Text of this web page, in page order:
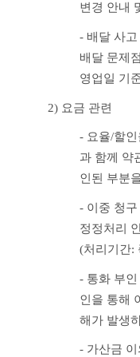
변경 안내
- 배달 사
배달 문제
영업일 기
2) 요금 관련
- 요율/할
과 함께 약
인된 부분
- 이중 청
정정처리
(처리기간:
- 통화 부
인을 통해
해가 발생
- 가산금